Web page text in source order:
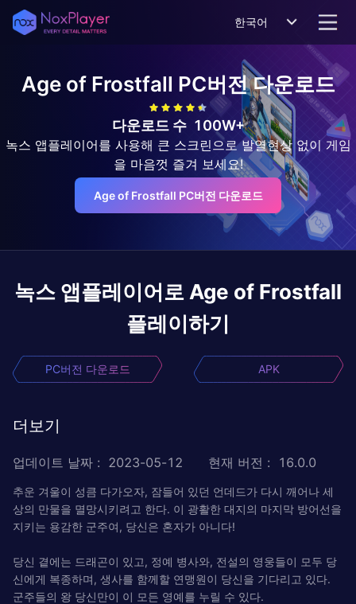
한국어
Age of Frostfall PC버전 다운로드
다운로드 수 100W+
녹스 앱플레이어를 사용해 큰 스크린으로 발열현상 없이 게임
을 마음껏 즐겨 보세요!
Age of Frostfall PC버전 다운로드
녹스 앱플레이어로 Age of Frostfall
플레이하기
PC버전 다운로드 APK
더보기
업데이트 날짜 : 2023-05-12 현재 버전 : 16.0.0
추운 겨울이 성큼 다가오자, 잠들어 있던 언데드가 다시 깨어나 세
상의 만물을 멸망시키려고 한다. 이 광활한 대지의 마지막 방어선을
지키는 용감한 군주여, 당신은 혼자가 아니다!
당신 곁에는 드래곤이 있고, 정예 병사와, 전설의 영웅들이 모두 당
신에게 복종하며, 생사를 함께할 연맹원이 당신을 기다리고 있다.
군주들의 왕 당신만이 이 모든 영예를 누릴 수 있다.